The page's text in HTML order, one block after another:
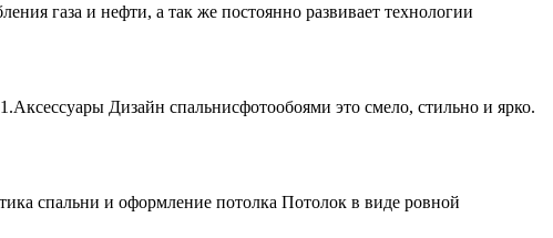
газа и нефти, а так же постоянно развивает технологии
Дизайн спальнисфотообоями это смело, стильно и ярко.
спальни и оформление потолка Потолок в виде ровной